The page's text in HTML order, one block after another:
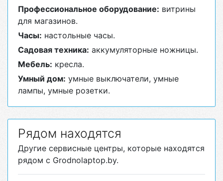
Профессиональное оборудование: витрины
для магазинов.
Часы: настольные часы.
Садовая техника: аккумуляторные ножницы.
Мебель: кресла.
Умный дом: умные выключатели, умные
лампы, умные розетки.
Рядом находятся
Другие сервисные центры, которые находятся
рядом с Grodnolaptop.by.